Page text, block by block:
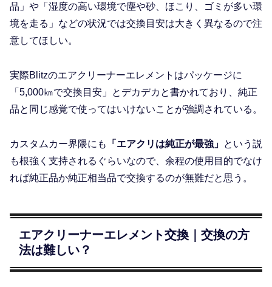
品」や「湿度の高い環境で塵や砂、ほこり、ゴミが多い環
境を走る」などの状況では交換目安は大きく異なるので注
意してほしい。
実際Blitzのエアクリーナーエレメントはパッケージに
「5,000㎞で交換目安」とデカデカと書かれており、純正
品と同じ感覚で使ってはいけないことが強調されている。
カスタムカー界隈にも 「エアクリは純正が最強」 という説
も根強く支持されるぐらいなので、余程の使用目的でなけ
れば純正品か純正相当品で交換するのが無難だと思う。
エアクリーナーエレメント交換｜交換の方
法は難しい？